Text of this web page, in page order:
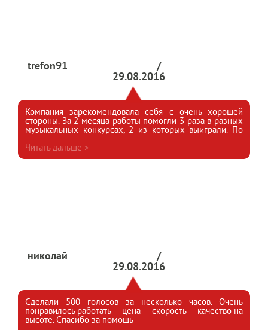
trefon91 /
29.08.2016
Компания зарекомендовала себя с очень хорошей
стороны. За 2 месяца работы помогли 3 раза в разных
музыкальных конкурсах, 2 из которых выиграли. По
Читать дальше >
николай /
29.08.2016
Сделали 500 голосов за несколько часов. Очень
понравилось работать — цена — скорость — качество на
высоте. Спасибо за помощь